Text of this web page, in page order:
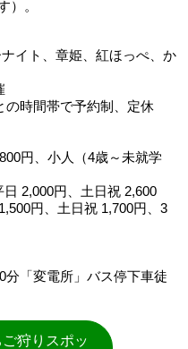
）。
イト、章姫、紅ほっぺ、か
の時間帯で予約制、定休
円、小人（4歳～未就学
2,000円、土日祝 2,600
円、土日祝 1,700円、3
分「変電所」バス停下車徒
狩りスポッ